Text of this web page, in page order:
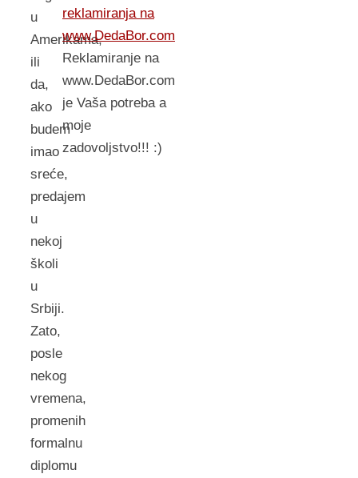
u
Amerikama,
ili
da,
ako
budem
imao
sreće,
predajem
u
nekoj
školi
u
Srbiji.
Zato,
posle
nekog
vremena,
promenih
formalnu
diplomu
reklamiranja na
www.DedaBor.com
Reklamiranje na
www.DedaBor.com
je Vaša potreba a
moje
zadovoljstvo!!! :)